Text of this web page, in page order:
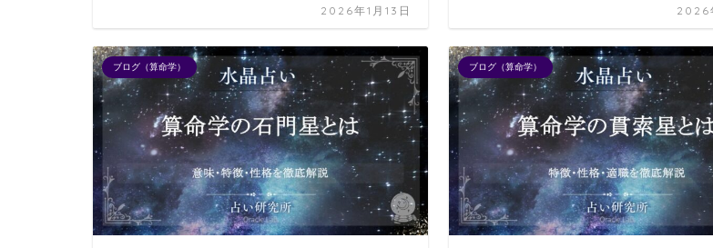
2026年1月13日 2026
ブログ（算命学） ブログ（算命学）